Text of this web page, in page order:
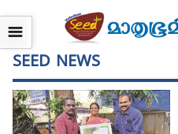
☰
SEED NEWS